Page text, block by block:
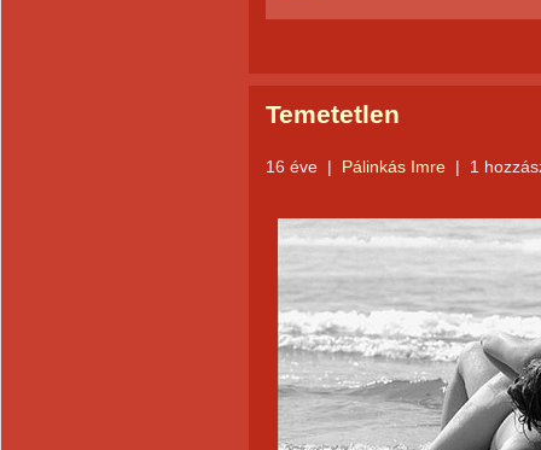
Temetetlen
16 éve | Pálinkás Imre | 1